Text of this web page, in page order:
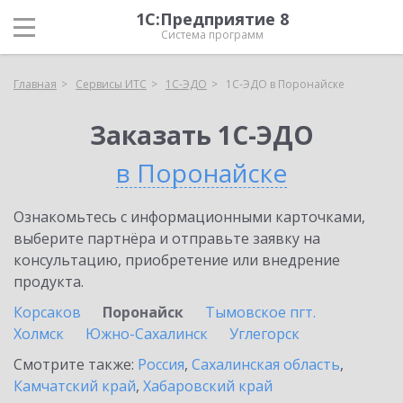
1С:Предприятие 8
Система программ
Главная Сервисы ИТС 1С-ЭДО 1С-ЭДО в Поронайске
Заказать 1С-ЭДО
в Поронайске
Ознакомьтесь с информационными карточками,
выберите партнёра и отправьте заявку на
консультацию, приобретение или внедрение
продукта.
Корсаков
Поронайск
Тымовское пгт.
Холмск
Южно-Сахалинск
Углегорск
Смотрите также: Россия, Сахалинская область,
Камчатский край, Хабаровский край